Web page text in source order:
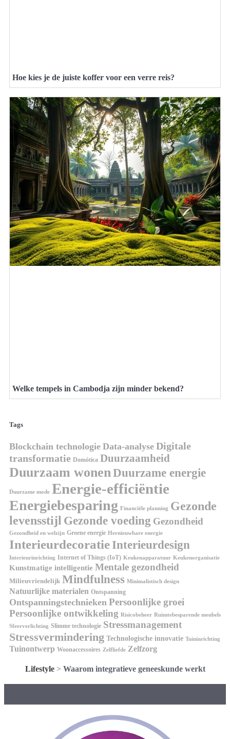
Hoe kies je de juiste koffer voor een verre reis?
Welke tempels in Cambodja zijn minder bekend?
Tags
Blockchain technologie Data-analyse Digitale
transformatie Domótica Duurzaamheid
Duurzaam wonenDuurzame energie
Duurzame mode Energie-efficiëntie
Energiebesparing Financiële planning Gezonde
levensstijl Gezonde voeding Gezondheid
Gezondheid en welzijn Groene energie Hernieuwbare energie
InterieurdecoratieInterieurdesign
Interieurinrichting Internet of Things (IoT) Keukenapparatuur Keukenorganisatie
Kunstmatige intelligentie Mentale gezondheid
Milieuvriendelijk Mindfulness Minimalistisch design
Natuurlijke materialen Ontspanning
Ontspanningstechnieken Persoonlijke groei
Persoonlijke ontwikkeling Risicobeheer Ruimtebesparende meubels
Sfeerverlichting Slimme technologie Stressmanagement
Stressvermindering Technologische innovatie Tuininrichting
Tuinontwerp Woonaccessoires Zelfliefde Zelfzorg
Lifestyle> Waarom integratieve geneeskunde werkt